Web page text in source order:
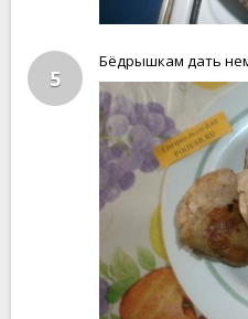
5
Бёдрышкам дать